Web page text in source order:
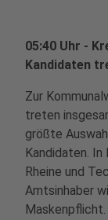
05:40 Uhr -
Kandidaten
Zur
treten
größte
Kandidaten. In
Rheine und
Amtsinhaber
Maskenpflicht.